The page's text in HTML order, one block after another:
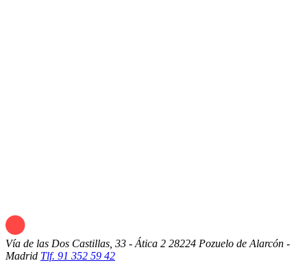
Vía de las Dos Castillas, 33 - Ática 2 28224 Pozuelo de Alarcón -
Madrid Tlf. 91 352 59 42